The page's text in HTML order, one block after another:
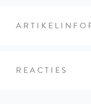
REACTIES